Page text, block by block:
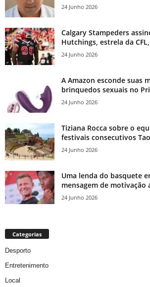
24 Junho 2026
Calgary Stampeders
Hutchings, estrela da
24 Junho 2026
A Amazon esconde suas
brinquedos sexuais no
24 Junho 2026
Tiziana Rocca sobre o
festivais consecutivos
24 Junho 2026
Uma lenda do basquete
mensagem de motivação
24 Junho 2026
Categorias
Desporto
Entretenimento
Local